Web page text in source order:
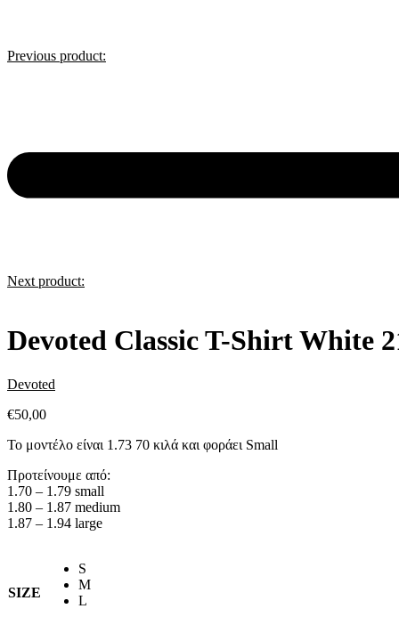
Previous product:
Next product:
Devoted Classic T-Shirt White
Devoted
€50,00
Το μοντέλο είναι 1.73 70 κιλά και φοράει Small
Προτείνουμε από:
1.70 – 1.79 small
1.80 – 1.87 medium
1.87 – 1.94 large
SIZE
S
M
L